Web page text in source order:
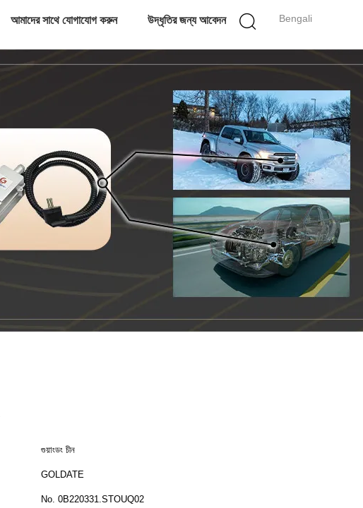
Bengali
আমাদের সাথে যোগাযোগ করুন উদ্ধৃতির জন্য আবেদন
গুয়াংডং চীন
GOLDATE
No. 0B220331.STOUQ02